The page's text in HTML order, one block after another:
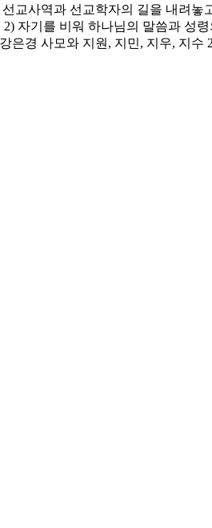
교사역과 선교학자의 길을 내려
자기를 비워 하나님의 말씀과 성
경 사모와 지원, 지민, 지우, 지수